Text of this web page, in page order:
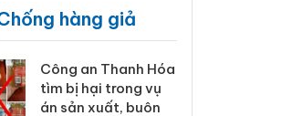
hàng giả
Lào Cai xử lý 83 vụ
vi phạm thương mại
trong tháng 7